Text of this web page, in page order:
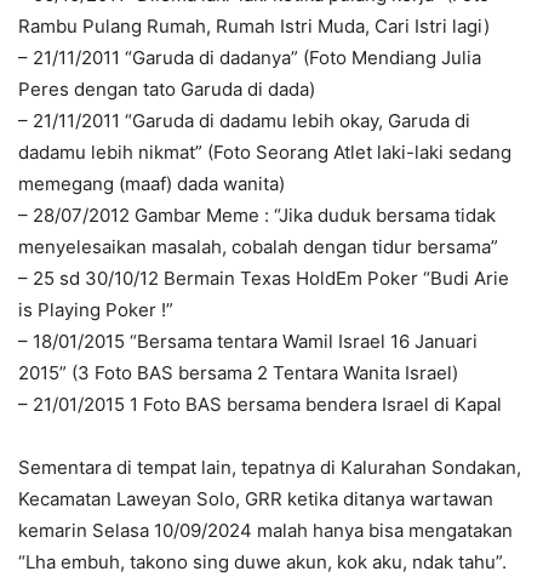
Rambu Pulang Rumah, Rumah Istri Muda, Cari Istri lagi)
– 21/11/2011 “Garuda di dadanya” (Foto Mendiang Julia
Peres dengan tato Garuda di dada)
– 21/11/2011 “Garuda di dadamu lebih okay, Garuda di
dadamu lebih nikmat” (Foto Seorang Atlet laki-laki sedang
memegang (maaf) dada wanita)
– 28/07/2012 Gambar Meme : “Jika duduk bersama tidak
menyelesaikan masalah, cobalah dengan tidur bersama”
– 25 sd 30/10/12 Bermain Texas HoldEm Poker “Budi Arie
is Playing Poker !”
– 18/01/2015 “Bersama tentara Wamil Israel 16 Januari
2015” (3 Foto BAS bersama 2 Tentara Wanita Israel)
– 21/01/2015 1 Foto BAS bersama bendera Israel di Kapal
Sementara di tempat lain, tepatnya di Kalurahan Sondakan,
Kecamatan Laweyan Solo, GRR ketika ditanya wartawan
kemarin Selasa 10/09/2024 malah hanya bisa mengatakan
“Lha embuh, takono sing duwe akun, kok aku, ndak tahu”.